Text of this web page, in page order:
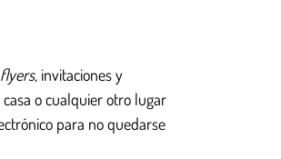
flyers, invitaciones y
o cualquier otro lugar
para no quedarse